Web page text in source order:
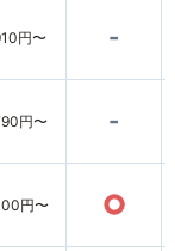
円〜 -
円〜 -
円〜 ○